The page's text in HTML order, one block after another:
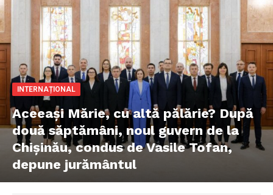
INTERNAȚIONAL
Aceeași Mărie, cu altă pălărie? După
două săptămâni, noul guvern de la
Chișinău, condus de Vasile Tofan,
depune jurământul